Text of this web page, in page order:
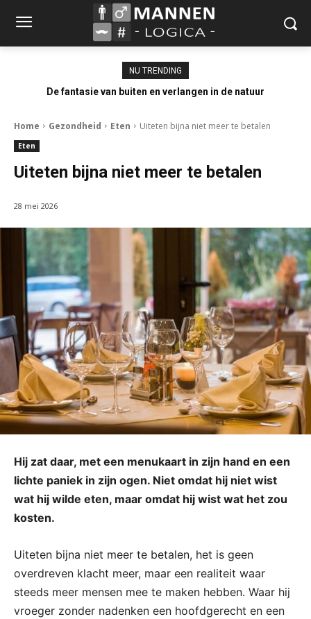
NU TRENDING
De fantasie van buiten en verlangen in de natuur
Home Gezondheid Eten Uiteten bijna niet meer te betalen
Eten
Uiteten bijna niet meer te betalen
28 mei 2026
Hij zat daar, met een menukaart in zijn hand en een
lichte paniek in zijn ogen. Niet omdat hij niet wist
wat hij wilde eten, maar omdat hij wist wat het zou
kosten.
Uiteten bijna niet meer te betalen, het is geen
overdreven klacht meer, maar een realiteit waar
steeds meer mensen mee te maken hebben. Waar hij
vroeger zonder nadenken een hoofdgerecht en een